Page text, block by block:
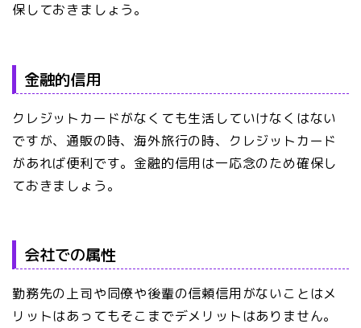
保しておきましょう。
金融的信用
クレジットカードがなくても生活していけなくはない
ですが、通販の時、海外旅行の時、クレジットカード
があれば便利です。金融的信用は一応念のため確保し
ておきましょう。
会社での属性
勤務先の上司や同僚や後輩の信頼信用がないことはメ
リットはあってもそこまでデメリットはありません。